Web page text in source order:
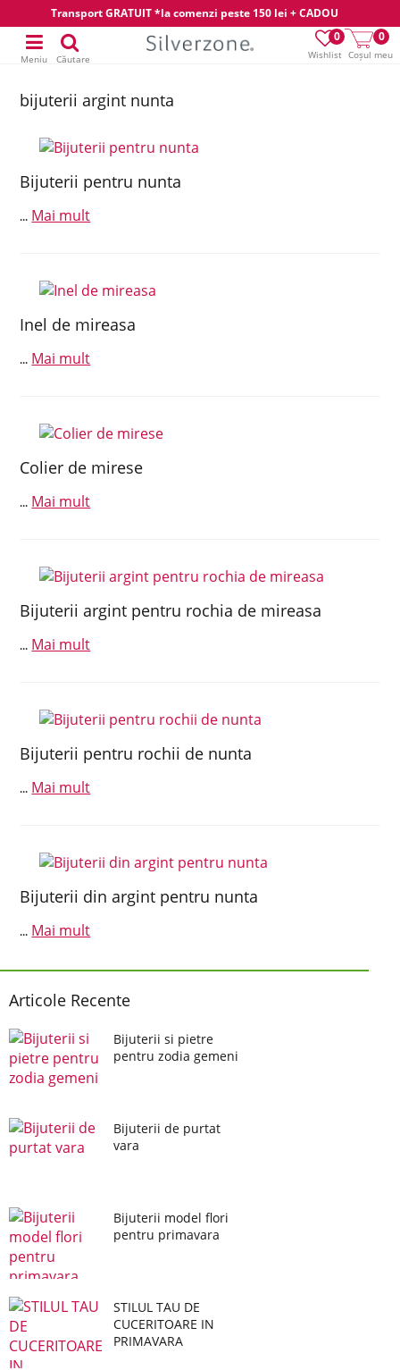
Transport GRATUIT *la comenzi peste 150 lei + CADOU
Wishlist
0
Coșul meu
0
Meniu Căutare
bijuterii argint nunta
Bijuterii pentru nunta
... Mai mult
Inel de mireasa
... Mai mult
Colier de mirese
... Mai mult
Bijuterii argint pentru rochia de mireasa
... Mai mult
Bijuterii pentru rochii de nunta
... Mai mult
Bijuterii din argint pentru nunta
... Mai mult
Articole Recente
Bijuterii si pietre
pentru zodia gemeni
Bijuterii de purtat
vara
Bijuterii model flori
pentru primavara
STILUL TAU DE
CUCERITOARE IN
PRIMAVARA